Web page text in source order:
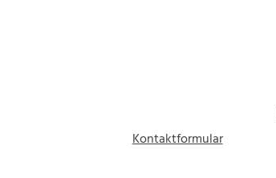
Kontaktformular